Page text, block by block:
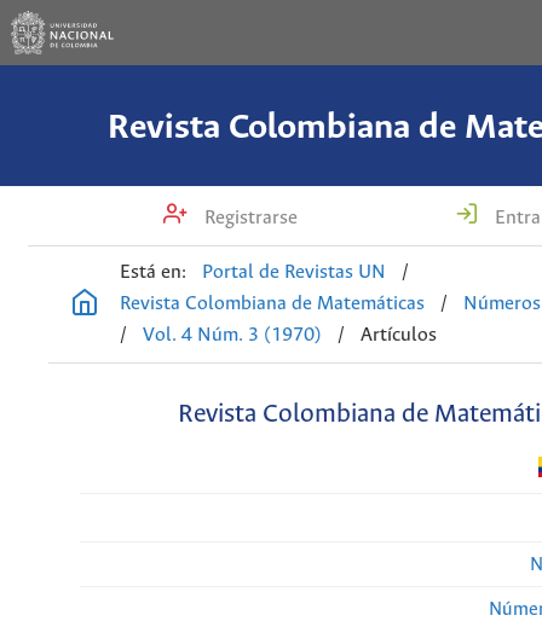
Revista Colombiana de
Registrarse
Está en: Portal de Revistas UN
/
Revista Colombiana de Matemáticas
/
/
Vol. 4 Núm. 3 (1970) / Artículos
Revista Colombiana de